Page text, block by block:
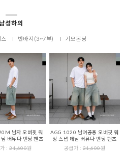
남성하의
스 반바지(3~7부) 기모본딩
남자 오버핏 워
버뮤다 밴딩 팬츠
가 :21,600원
AGG 1020 남여공용 오버핏 워
싱 스냅 데님 버뮤다 밴딩 팬츠
공급가 : 21,600원